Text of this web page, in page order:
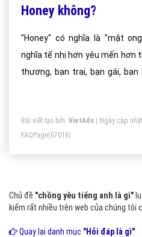
Honey không?
"Honey" có nghĩa là "mật
nghĩa tế nhị hơn yêu mến hơn
thương, bạn trai, bạn gái, bạn
Bài viết tạo bởi: VietAds | Ngày cập
FAQPage(67018)
Chủ đề "chồng yêu tiếng anh là gì"
kiếm rất nhiều trên web của chúng tôi
Quay lại danh mục "Hỏi đáp là gì"